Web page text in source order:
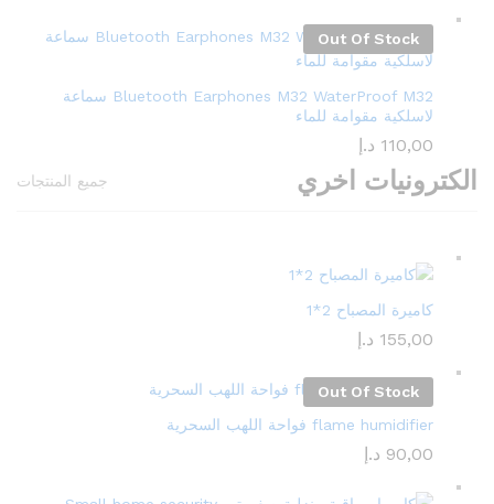
Out Of Stock
Bluetooth Earphones M32 WaterProof M32 سماعة
لاسلكية مقوامة للماء
110,00 د.إ
الكترونيات اخري جميع المنتجات
كاميرة المصباح 2*1
155,00 د.إ
Out Of Stock
flame humidifier فواحة اللهب السحرية
90,00 د.إ